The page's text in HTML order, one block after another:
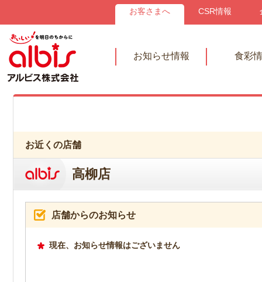
お客さまへ CSR情報
お知らせ情報 食彩
お近くの店舗
高柳店
店舗からのお知らせ
現在、お知らせ情報はございません